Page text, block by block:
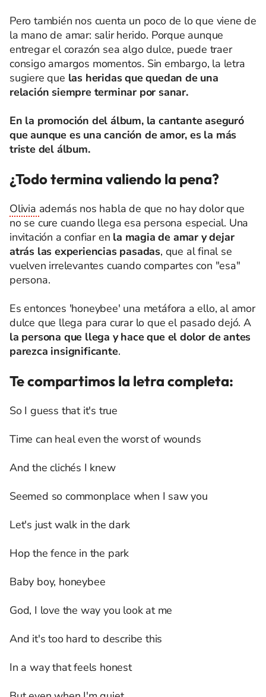
Pero también nos cuenta un poco de lo que viene de
la mano de amar: salir herido. Porque aunque
entregar el corazón sea algo dulce, puede traer
consigo amargos momentos. Sin embargo, la letra
sugiere que las heridas que quedan de una
relación siempre terminar por sanar.
En la promoción del álbum, la cantante aseguró
que aunque es una canción de amor, es la más
triste del álbum.
¿Todo termina valiendo la pena?
Olivia además nos habla de que no hay dolor que
no se cure cuando llega esa persona especial. Una
invitación a confiar en la magia de amar y dejar
atrás las experiencias pasadas, que al final se
vuelven irrelevantes cuando compartes con "esa"
persona.
Es entonces 'honeybee' una metáfora a ello, al amor
dulce que llega para curar lo que el pasado dejó. A
la persona que llega y hace que el dolor de antes
parezca insignificante.
Te compartimos la letra completa:
So I guess that it's true
Time can heal even the worst of wounds
And the clichés I knew
Seemed so commonplace when I saw you
Let's just walk in the dark
Hop the fence in the park
Baby boy, honeybee
God, I love the way you look at me
And it's too hard to describe this
In a way that feels honest